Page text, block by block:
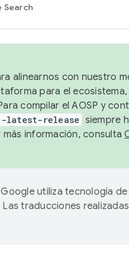
Search
alinearnos con nuestro
para el
compilar el AOSP y
latest-release siempre
más información, consulta
Google utiliza tecnología
traducciones